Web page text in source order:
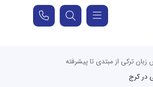
زبان ترکی از مبتدی تا پیشرفته
در کرج